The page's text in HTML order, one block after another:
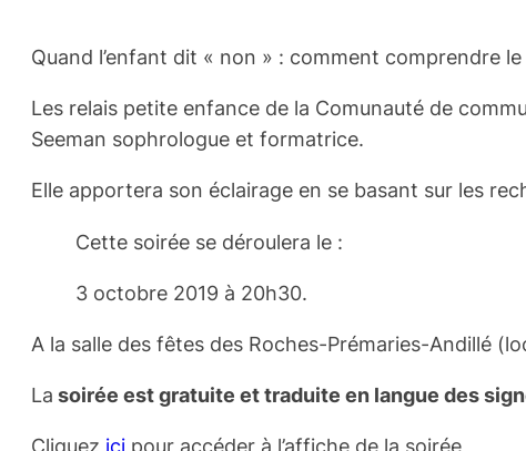
Quand l’enfant dit « non » : comment comprendre
Les relais petite enfance de la Comunauté de
Seeman sophrologue et formatrice.
Elle apportera son éclairage en se basant sur les
Cette soirée se déroulera le :
3 octobre 2019 à 20h30.
A la salle des fêtes des Roches-Prémaries-Andillé
La soirée est gratuite et traduite en langue des
Cliquez ici pour accéder à l’affiche de la soirée